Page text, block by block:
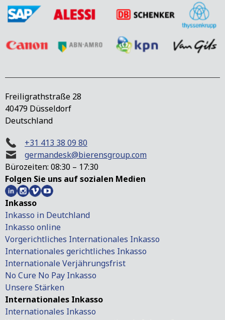
Freiligrathstraße 28
40479 Düsseldorf
Deutschland
+31 413 38 09 80
germandesk@bierensgroup.com
Bürozeiten: 08:30 – 17:30
Folgen Sie uns auf sozialen Medien
Inkasso
Inkasso in Deutchland
Inkasso online
Vorgerichtliches Internationales Inkasso
Internationales gerichtliches Inkasso
Internationale Verjährungsfrist
No Cure No Pay Inkasso
Unsere Stärken
Internationales Inkasso
Internationales Inkasso